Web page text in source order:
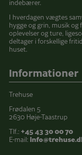
indebærer.
I hverdagen vægtes
hygge og grin, musik
oplevelser og ture,
deltager i forskellige
huset.
Informationer
Trehuse
Frødalen 5
2630 Høje-Taastrup
Tlf.: +45 43 30 00 70
E-mail: